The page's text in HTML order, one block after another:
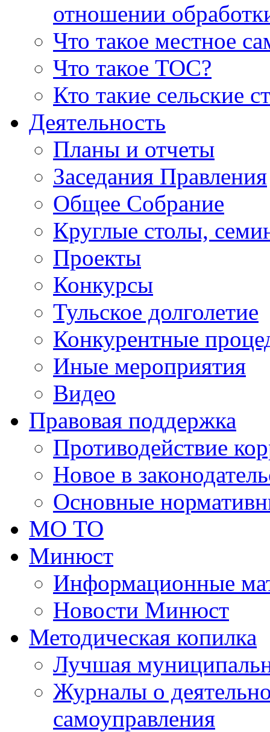
отношении
Что такое местное
Что такое ТОС?
Кто такие сельские
Деятельность
Планы и отчеты
Заседания Правления
Общее Собрание
Круглые столы,
Проекты
Конкурсы
Тульское долголетие
Конкурентные
Иные мероприятия
Видео
Правовая поддержка
Противодействие
Новое в
Основные
МО ТО
Минюст
Информационные
Новости Минюст
Методическая копилка
Лучшая
Журналы о
самоуправления